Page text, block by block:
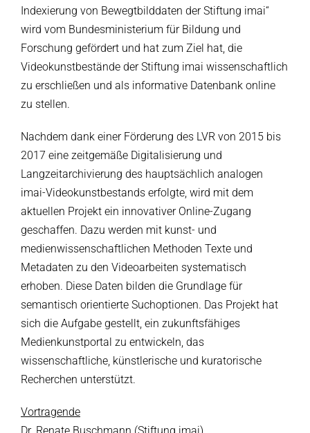
Indexierung von Bewegtbilddaten der Stiftung imai“
wird vom Bundesministerium für Bildung und
Forschung gefördert und hat zum Ziel hat, die
Videokunstbestände der Stiftung imai wissenschaftlich
zu erschließen und als informative Datenbank online
zu stellen.
Nachdem dank einer Förderung des LVR von 2015 bis
2017 eine zeitgemäße Digitalisierung und
Langzeitarchivierung des hauptsächlich analogen
imai-Videokunstbestands erfolgte, wird mit dem
aktuellen Projekt ein innovativer Online-Zugang
geschaffen. Dazu werden mit kunst- und
medienwissenschaftlichen Methoden Texte und
Metadaten zu den Videoarbeiten systematisch
erhoben. Diese Daten bilden die Grundlage für
semantisch orientierte Suchoptionen. Das Projekt hat
sich die Aufgabe gestellt, ein zukunftsfähiges
Medienkunstportal zu entwickeln, das
wissenschaftliche, künstlerische und kuratorische
Recherchen unterstützt.
Vortragende